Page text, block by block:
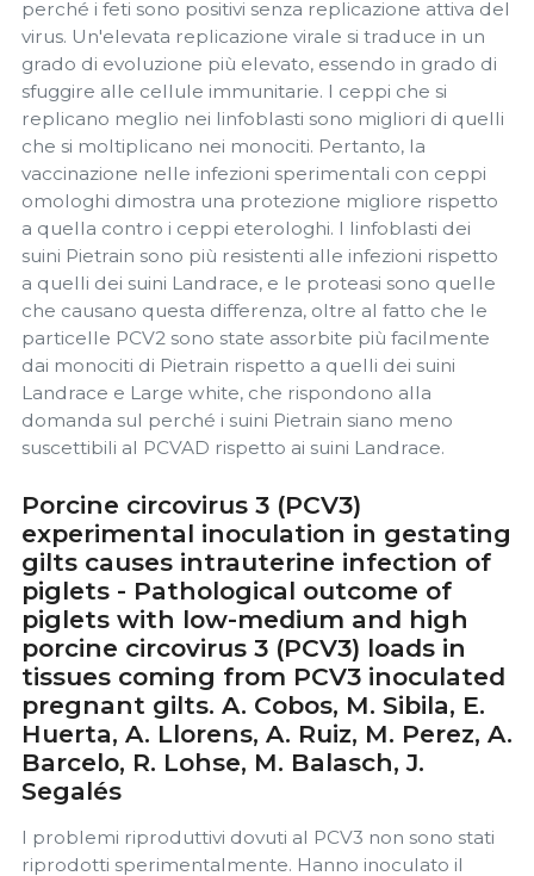
perché i feti sono positivi senza replicazione attiva del
virus. Un'elevata replicazione virale si traduce in un
grado di evoluzione più elevato, essendo in grado di
sfuggire alle cellule immunitarie. I ceppi che si
replicano meglio nei linfoblasti sono migliori di quelli
che si moltiplicano nei monociti. Pertanto, la
vaccinazione nelle infezioni sperimentali con ceppi
omologhi dimostra una protezione migliore rispetto
a quella contro i ceppi eterologhi. I linfoblasti dei
suini Pietrain sono più resistenti alle infezioni rispetto
a quelli dei suini Landrace, e le proteasi sono quelle
che causano questa differenza, oltre al fatto che le
particelle PCV2 sono state assorbite più facilmente
dai monociti di Pietrain rispetto a quelli dei suini
Landrace e Large white, che rispondono alla
domanda sul perché i suini Pietrain siano meno
suscettibili al PCVAD rispetto ai suini Landrace.
Porcine circovirus 3 (PCV3)
experimental inoculation in gestating
gilts causes intrauterine infection of
piglets - Pathological outcome of
piglets with low-medium and high
porcine circovirus 3 (PCV3) loads in
tissues coming from PCV3 inoculated
pregnant gilts. A. Cobos, M. Sibila, E.
Huerta, A. Llorens, A. Ruiz, M. Perez, A.
Barcelo, R. Lohse, M. Balasch, J.
Segalés
I problemi riproduttivi dovuti al PCV3 non sono stati
riprodotti sperimentalmente. Hanno inoculato il